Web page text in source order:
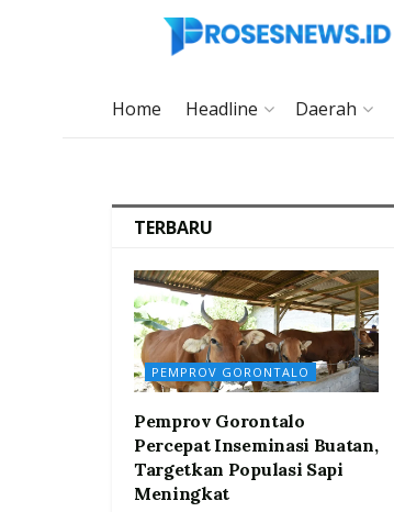
Home Headline Daerah
TERBARU
PEMPROV GORONTALO
Pemprov Gorontalo
Percepat Inseminasi Buatan,
Targetkan Populasi Sapi
Meningkat